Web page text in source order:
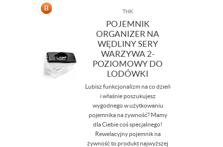
THK
POJEMNIK
ORGANIZER NA
WĘDLINY SERY
WARZYWA 2-
POZIOMOWY DO
LODÓWKI
Lubisz funkcjonalizm na co dzień
i właśnie poszukujesz
wygodnego w użytkowaniu
pojemnika na żywność? Mamy
dla Ciebie coś specjalnego!
Rewelacyjny pojemnik na
żywność to produkt najwyższej